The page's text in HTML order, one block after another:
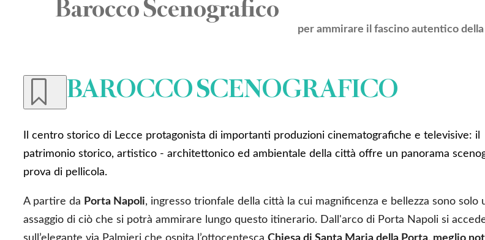
Barocco Scenografico
per ammirare il fascino autentico
BAROCCO SCENOGRAFICO
Il centro storico di Lecce protagonista di importanti produzioni cinematografiche e televisive: il
patrimonio storico, artistico - architettonico ed ambientale della città offre un panorama
prova di pellicola.
A partire da Porta Napoli, ingresso trionfale della città la cui magnificenza e bellezza sono solo
assaggio di ciò che si potrà ammirare lungo questo itinerario. Dall'arco di Porta Napoli si